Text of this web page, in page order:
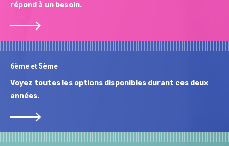
répond à un besoin.
6ème et 5ème
Voyez toutes les options disponibles durant ces deux
années.